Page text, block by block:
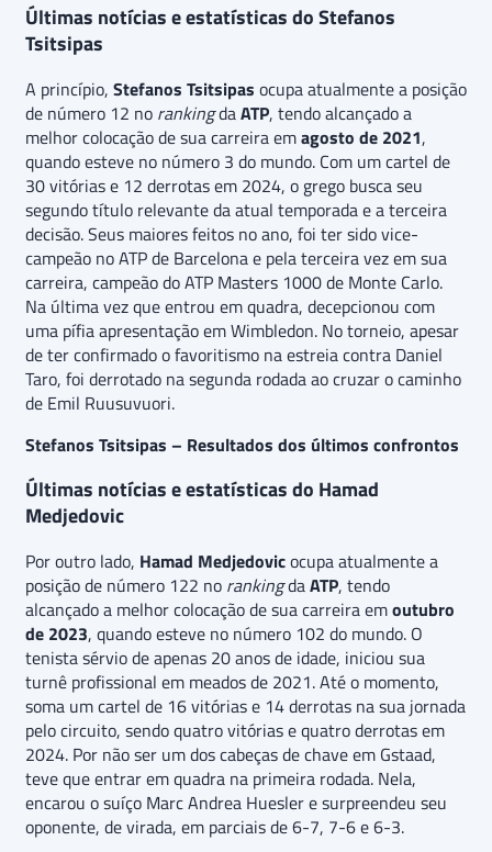
Últimas notícias e estatísticas do Stefanos
Tsitsipas
A princípio, Stefanos Tsitsipas ocupa atualmente a posição
de número 12 no rankingdaATP, tendo alcançado a
melhor colocação de sua carreira emagosto de 2021,
quando esteve no número 3 do mundo. Com um cartel de
30 vitórias e 12 derrotas em 2024, o grego busca seu
segundo título relevante da atual temporada e a terceira
decisão. Seus maiores feitos no ano, foi ter sido vice-
campeão no ATP de Barcelona e pela terceira vez em sua
carreira, campeão do ATP Masters 1000 de Monte Carlo.
Na última vez que entrou em quadra, decepcionou com
uma pífia apresentação em Wimbledon. No torneio, apesar
de ter confirmado o favoritismo na estreia contra Daniel
Taro, foi derrotado na segunda rodada ao cruzar o caminho
de Emil Ruusuvuori.
Stefanos Tsitsipas – Resultados dos últimos confrontos
Últimas notícias e estatísticas do Hamad
Medjedovic
Por outro lado, Hamad Medjedovicocupa atualmente a
posição de número 122 no rankingdaATP, tendo
alcançado a melhor colocação de sua carreira emoutubro
de 2023, quando esteve no número 102 do mundo. O
tenista sérvio de apenas 20 anos de idade, iniciou sua
turnê profissional em meados de 2021. Até o momento,
soma um cartel de 16 vitórias e 14 derrotas na sua jornada
pelo circuito, sendo quatro vitórias e quatro derrotas em
2024. Por não ser um dos cabeças de chave em Gstaad,
teve que entrar em quadra na primeira rodada. Nela,
encarou o suíço Marc Andrea Huesler e surpreendeu seu
oponente, de virada, em parciais de 6-7, 7-6 e 6-3.